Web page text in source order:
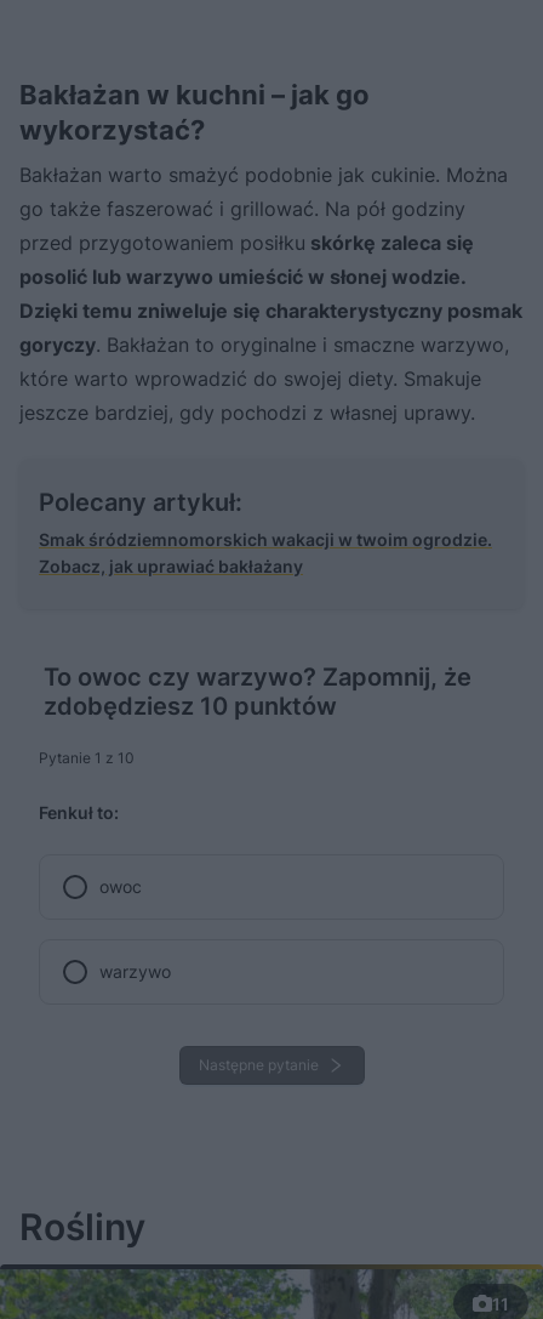
​Bakłażan w kuchni – jak go
wykorzystać?
Bakłażan warto smażyć podobnie jak cukinie. Można
go także faszerować i grillować. Na pół godziny
przed przygotowaniem posiłku skórkę zaleca się
posolić lub warzywo umieścić w słonej wodzie.
Dzięki temu zniweluje się charakterystyczny posmak
goryczy. Bakłażan to oryginalne i smaczne warzywo,
które warto wprowadzić do swojej diety. Smakuje
jeszcze bardziej, gdy pochodzi z własnej uprawy.
Polecany artykuł:
Smak śródziemnomorskich wakacji w twoim ogrodzie.
Zobacz, jak uprawiać bakłażany
To owoc czy warzywo? Zapomnij, że
zdobędziesz 10 punktów
Pytanie 1 z 10
Fenkuł to:
owoc
warzywo
Następne pytanie
Rośliny
11